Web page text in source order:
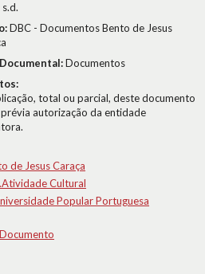
s.d.
DBC - Documentos Bento de Jesus
Documentos
total ou parcial, deste documento
autorização da entidade
de Jesus Caraça
Cultural
Popular Portuguesa